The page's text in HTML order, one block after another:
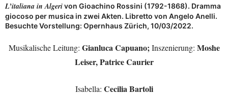
L’italiana in Algerivon Gioachino Rossini (1792-1868). Dramma
giocoso per musica in zwei Akten. Libretto von Angelo Anelli.
Besuchte Vorstellung: Opernhaus Zürich, 10/03/2022.
Musikalische Leitung: Gianluca Capuano;Inszenierung: Moshe
Leiser, Patrice Caurier
Isabella: Cecilia Bartoli